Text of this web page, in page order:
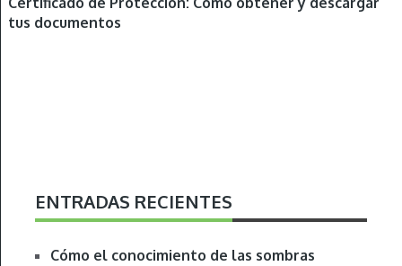
tus documentos
ENTRADAS RECIENTES
Cómo el conocimiento de las sombras